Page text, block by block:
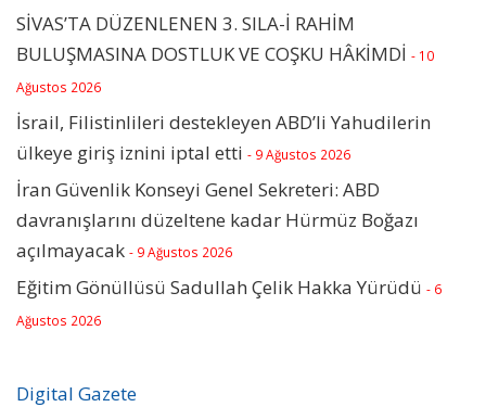
SİVAS’TA DÜZENLENEN 3. SILA-İ RAHİM
BULUŞMASINA DOSTLUK VE COŞKU HÂKİMDİ - 10
Ağustos 2026
İsrail, Filistinlileri destekleyen ABD’li Yahudilerin
ülkeye giriş iznini iptal etti - 9 Ağustos 2026
İran Güvenlik Konseyi Genel Sekreteri: ABD
davranışlarını düzeltene kadar Hürmüz Boğazı
açılmayacak - 9 Ağustos 2026
Eğitim Gönüllüsü Sadullah Çelik Hakka Yürüdü - 6
Ağustos 2026
Digital Gazete